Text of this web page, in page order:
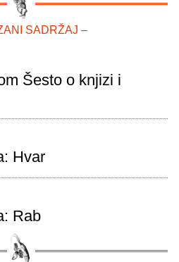
SADRŽAJ –
Šesto o knjizi i
Hvar
Rab